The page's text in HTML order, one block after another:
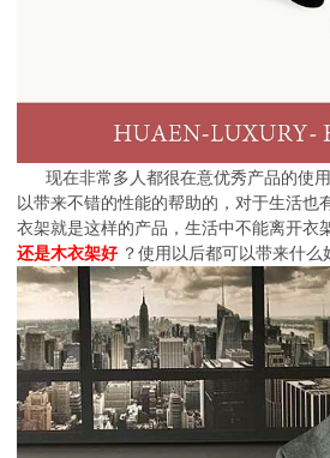
现在非常多人都很在意优秀产品的使
以带来不错的性能的帮助的，对于生活也
衣架就是这样的产品，生活中不能离开衣
还是木衣架好 ？使用以后都可以带来什么